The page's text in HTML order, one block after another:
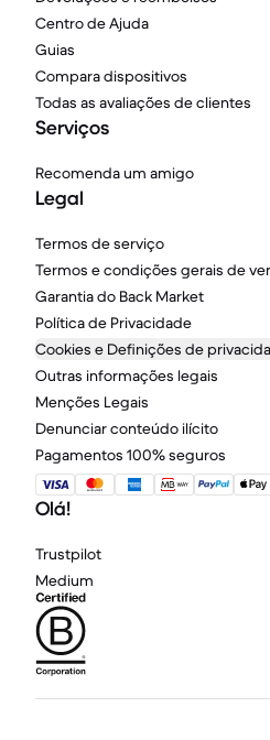
Centro de Ajuda
Guias
Compara dispositivos
Todas as avaliações de clientes
Serviços
Recomenda um amigo
Legal
Termos de serviço
Termos e condições gerais de
Garantia do Back Market
Política de Privacidade
Cookies e Definições de
Outras informações legais
Menções Legais
Denunciar conteúdo ilícito
Pagamentos 100% seguros
Olá!
Trustpilot
Medium